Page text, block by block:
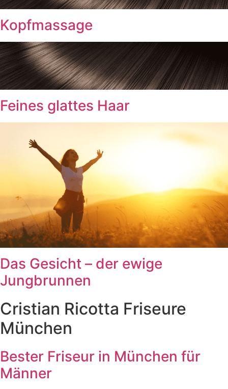
Kopfmassage
Feines glattes Haar
Das Gesicht – der ewige
Jungbrunnen
Cristian Ricotta Friseure
München
Bester Friseur in München für
Männer